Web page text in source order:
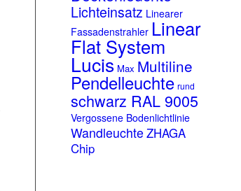
Lichteinsatz Linearer
Fassadenstrahler Linear
Flat System
Lucis Max Multiline
Pendelleuchte rund
schwarz RAL 9005
Vergossene Bodenlichtlinie
Wandleuchte ZHAGA
Chip